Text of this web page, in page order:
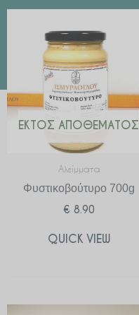
ΕΚΤΌΣ ΑΠΟΘΈΜΑΤΟΣ
Αλείμματα
Φυστικοβούτυρο 700g
€ 8.90
QUICK VIEW